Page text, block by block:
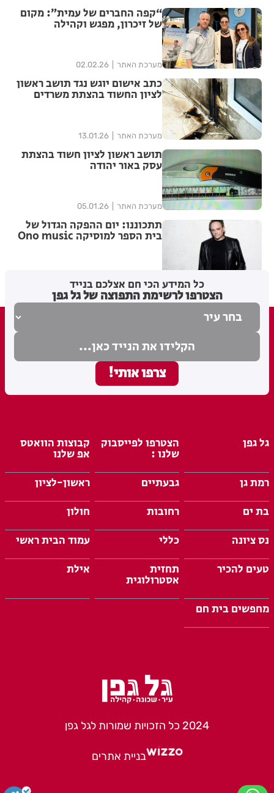
“קפה החברים של עמית”: מקום
של זיכרון, מפגש וקהילה
מערכת האתר 02.02.26
כתב אישום יוגש נגד תושב ראשון
לציון החשוד בהצתת משרדים
מערכת האתר 13.01.26
תושב ראשון לציון חשוד בהצתת
עסק באור יהודה
מערכת האתר 05.01.26
תתכוננו: יום ההפקה הגדול של
בית הספר למוסיקה Ono music
כל המידע הכי חם אצלכם בנייד
הצטרפו לרשימת התפוצה של גל גפן
גל גפן הצטרפו לפייסבוק
שלנו :
קבוצות הוואטס
אפ שלנו
רמת גן
גבעתיים
ראשון-לציון
בת ים
רחובות
חולון
נס ציונה
כללי
עמוד הבית ראשי
טעים להכיר
תחזית
אסטרולוגית
אילת
מחפשים בית חם
2024 כל הזכויות שמורות לגל גפן
בניית אתרים